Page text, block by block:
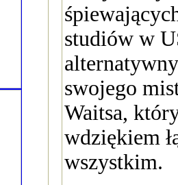
studiów w
swojego
Waitsa,
wdziękiem
wszystkim.